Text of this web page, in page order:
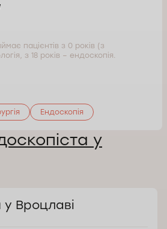
пацієнтів з 0 років (з
з 18 років – ендоскопія.
Ендоскопія
у
у Вроцлаві